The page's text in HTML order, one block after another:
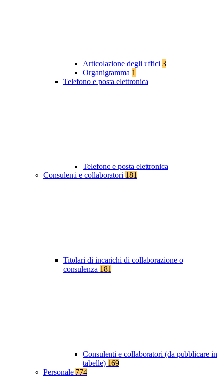
Articolazione degli uffici 3
Organigramma 1
Telefono e posta elettronica
Telefono e posta elettronica
Consulenti e collaboratori 181
Titolari di incarichi di collaborazione o
consulenza 181
Consulenti e collaboratori (da pubblicare in
tabelle) 169
Personale 774